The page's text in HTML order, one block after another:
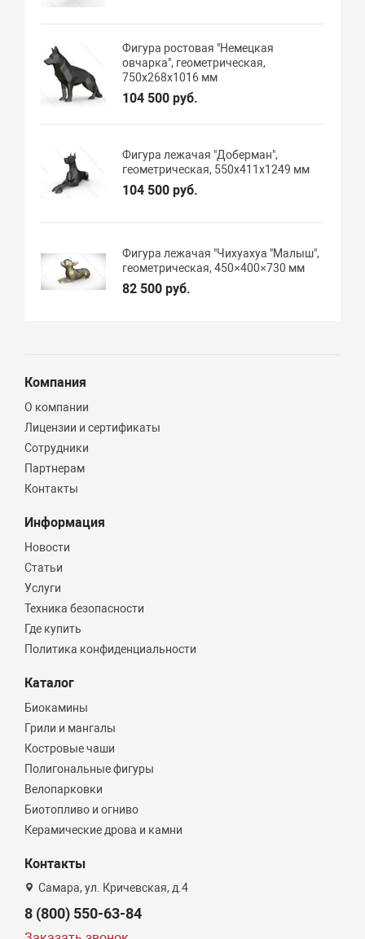
Фигура ростовая "Немецкая
овчарка", геометрическая,
750х268х1016 мм
104 500 руб.
Фигура лежачая "Доберман",
геометрическая, 550х411х1249 мм
104 500 руб.
Фигура лежачая "Чихуахуа "Малыш",
геометрическая, 450×400×730 мм
82 500 руб.
Компания
О компании
Лицензии и сертификаты
Сотрудники
Партнерам
Контакты
Информация
Новости
Статьи
Услуги
Техника безопасности
Где купить
Политика конфиденциальности
Каталог
Биокамины
Грили и мангалы
Костровые чаши
Полигональные фигуры
Велопарковки
Биотопливо и огниво
Керамические дрова и камни
Контакты
Самара, ул. Кричевская, д.4
8 (800) 550-63-84